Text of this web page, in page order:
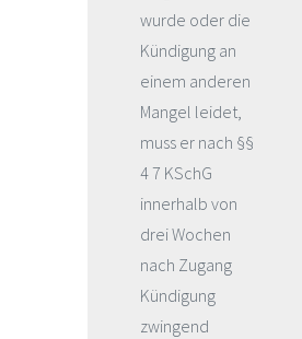
wurde oder die
Kündigung an
einem anderen
Mangel leidet,
muss er nach §§
4 7 KSchG
innerhalb von
drei Wochen
nach Zugang
Kündigung
zwingend